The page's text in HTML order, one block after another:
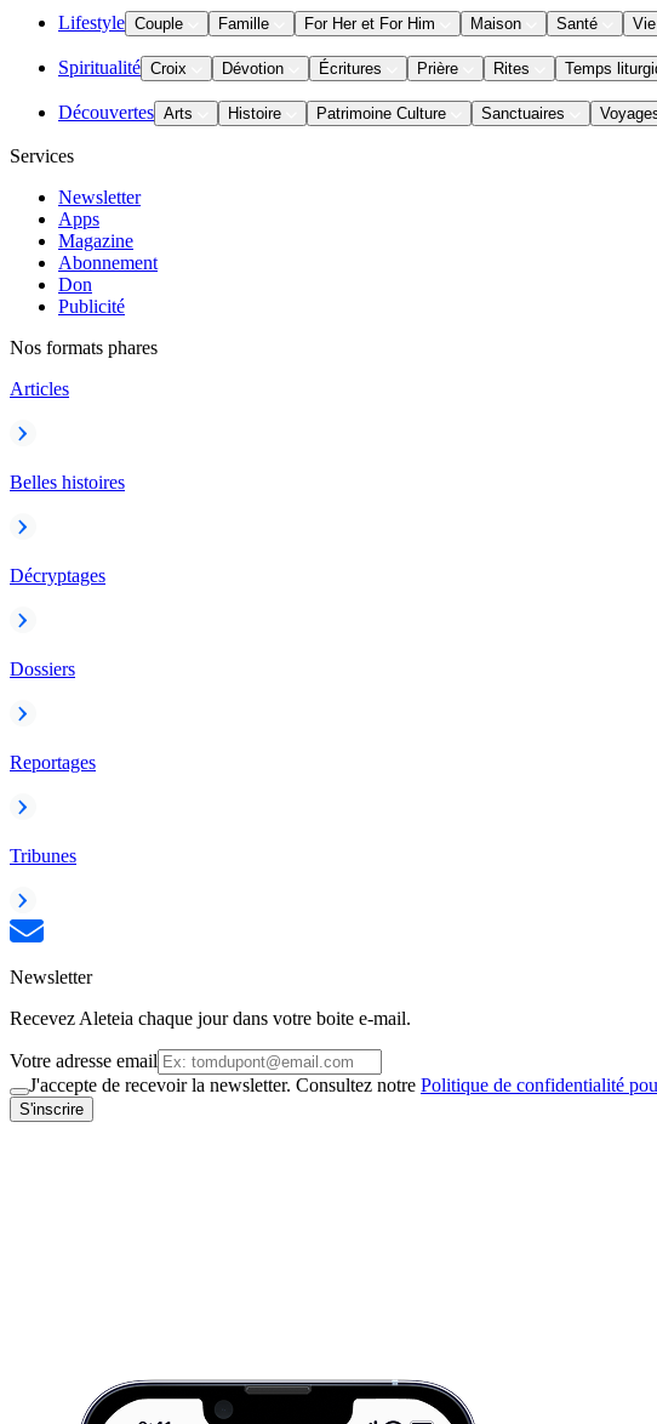
Lifestyle Couple Famille For Her et For Him Maison Santé
Spiritualité Croix Dévotion Écritures Prière Rites Temps
Découvertes Arts Histoire Patrimoine Culture Sanctuaires
Services
Newsletter
Apps
Magazine
Abonnement
Don
Publicité
Nos formats phares
Articles
Belles histoires
Décryptages
Dossiers
Reportages
Tribunes
Newsletter
Recevez Aleteia chaque jour dans votre boite e-mail.
Votre adresse email
J'accepte de recevoir la newsletter. Consultez notre Politique de confidentialité
S'inscrire